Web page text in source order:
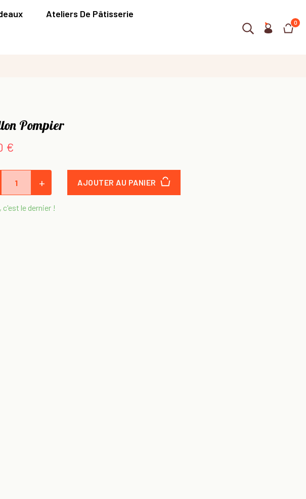
Ateliers De Pâtisserie
0
Pompier
€
+ AJOUTER AU PANIER
c'est le dernier !